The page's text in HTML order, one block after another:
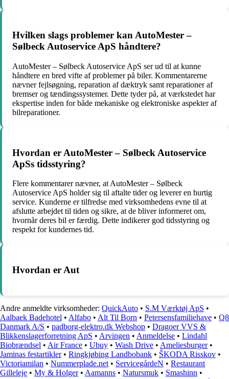
Hvilken slags problemer kan AutoMester –
Sølbeck Autoservice ApS håndtere?
AutoMester – Sølbeck Autoservice ApS ser ud til at kunne
håndtere en bred vifte af problemer på biler. Kommentarerne
nævner fejlsøgning, reparation af dæktryk samt reparationer af
bremser og tændingssystemer. Dette tyder på, at værkstedet har
ekspertise inden for både mekaniske og elektroniske aspekter af
bilreparationer.
Hvordan er AutoMester – Sølbeck Autoservice
ApSs tidsstyring?
Flere kommentarer nævner, at AutoMester – Sølbeck
Autoservice ApS holder sig til aftalte tider og leverer en hurtig
service. Kunderne er tilfredse med virksomhedens evne til at
afslutte arbejdet til tiden og sikre, at de bliver informeret om,
hvornår deres bil er færdig. Dette indikerer god tidsstyring og
respekt for kundernes tid.
Hvordan er Aut
Andre anmeldte virksomheder: QuickAuto • S.M Værktøj ApS •
Aalbaek Badehotel • Alfabo • Alt Til Born • Petersensfamiliehave • Q8
Danmark A/S • padborg-elektro.dk Webshop • Dragoer VVS &
Blikkenslagerforretning ApS • Arvingen • Anmeldelse • Lindahl
Biobrændsel • Air France • Ubuy • Wash Drive • Ameliesburger•
Jaminas festartikler• Ringkjøbing Landbobank • ŠKODA Risskov •
Victoriamilan • Nummerplade.net • ServicegårdeN • Restaurant
Gilleleje • My & Holger• Aamanns • Natursmuk • Smashinn •